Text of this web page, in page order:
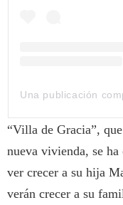
“Villa de Gracia”,
nueva vivienda, se
ver crecer a su hija
verán crecer a su